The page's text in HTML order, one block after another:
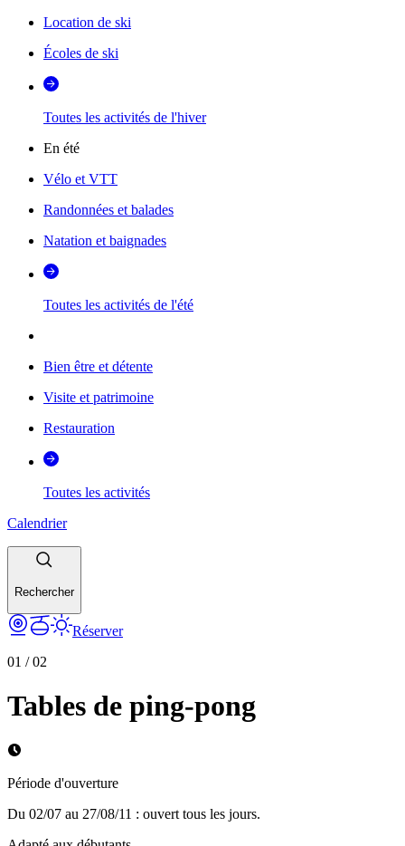
Location de ski
Écoles de ski
Toutes les activités de l'hiver
En été
Vélo et VTT
Randonnées et balades
Natation et baignades
Toutes les activités de l'été
Bien être et détente
Visite et patrimoine
Restauration
Toutes les activités
Calendrier
Rechercher
Réserver
01 /02
Tables de ping-pong
Période d'ouverture
Du 02/07 au 27/08/11 : ouvert tous les jours.